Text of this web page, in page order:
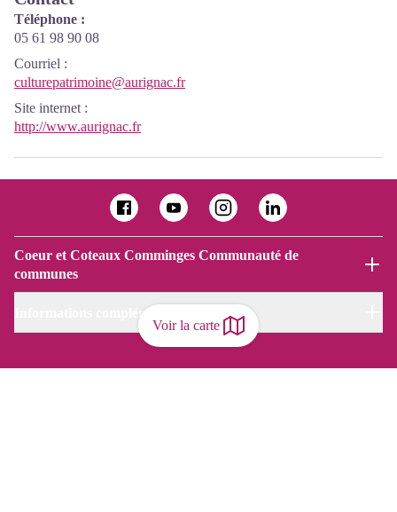
Voir la carte
Téléphone :
05 61 98 90 08
Courriel :
culturepatrimoine@aurignac.fr
Site internet :
http://www.aurignac.fr
Coeur et Coteaux Comminges Communauté de
communes
Informations complémentaires